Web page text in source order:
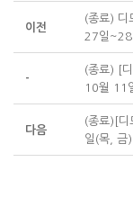
이전
(종료) 디
27일~28
-
(종료) [
10월 11
다음
(종료)[
일(목, 금)